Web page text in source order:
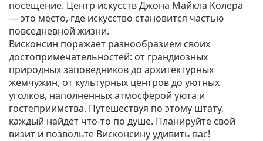
посещение. Центр искусств Джона Майкла Колера
— это место, где искусство становится частью
повседневной жизни.
Висконсин поражает разнообразием своих
достопримечательностей: от грандиозных
природных заповедников до архитектурных
жемчужин, от культурных центров до уютных
уголков, наполненных атмосферой уюта и
гостеприимства. Путешествуя по этому штату,
каждый найдет что-то по душе. Планируйте свой
визит и позвольте Висконсину удивить вас!